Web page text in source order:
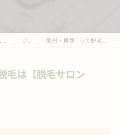
大阪府貝塚のエステならフェイシャル・脱毛サロンmuumo ブログ 泉州・貝塚 | うで脱毛は【脱毛サロンmuumo】
毛は【脱毛サロン